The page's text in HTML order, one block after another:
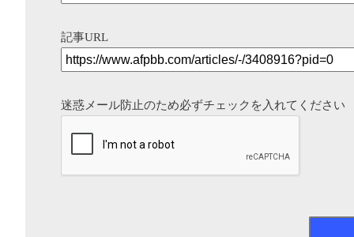
記事URL
迷惑メール防止のため必ずチェックを入れてください